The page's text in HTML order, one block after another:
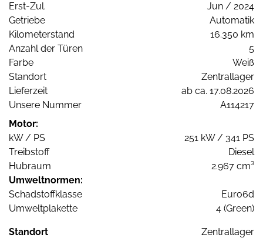
Erst-Zul.
Jun / 2024
Getriebe
Automatik
Kilometerstand
16.350 km
Anzahl der Türen
5
Farbe
Weiß
Standort
Zentrallager
Lieferzeit
ab ca. 17.08.2026
Unsere Nummer
A114217
Motor:
kW / PS
251 kW / 341 PS
Treibstoff
Diesel
Hubraum
2.967 cm³
Umweltnormen:
Schadstoffklasse
Euro6d
Umweltplakette
4 (Green)
Standort Zentrallager